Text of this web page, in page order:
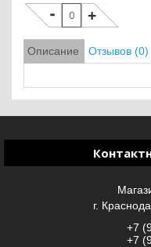
Описание Отзывов (0)
г.
+7
+7